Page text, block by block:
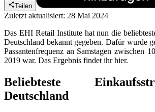
Teilen
Zuletzt aktualisiert: 28 Mai 2024
Das EHI Retail Institute hat nun die
Deutschland bekannt gegeben. Dafür wurde
Passantenfrequenz an Samstagen zwischen
2019 war. Das Ergebnis findet ihr hier.
Beliebteste
Deutschland